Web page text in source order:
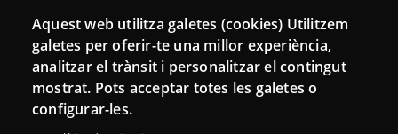
Aquest web utilitza galetes (cookies) Utilitzem
galetes per oferir-te una millor experiència,
analitzar el trànsit i personalitzar el contingut
mostrat. Pots acceptar totes les galetes o
configurar-les.